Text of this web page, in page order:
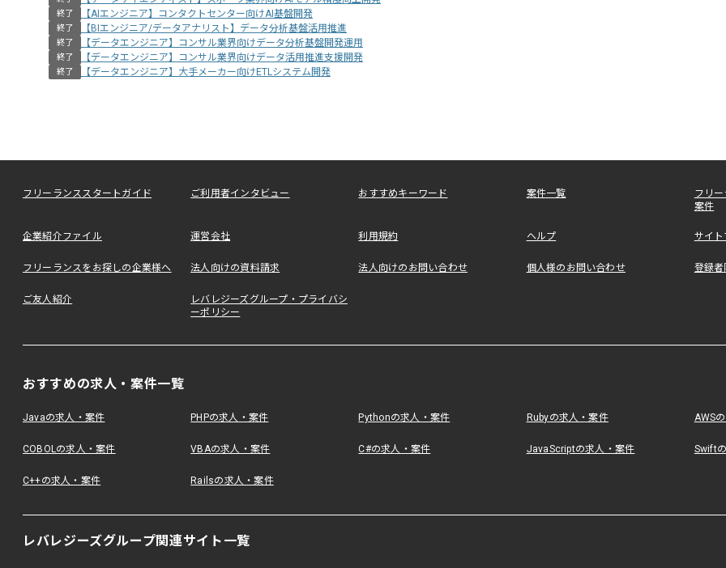
終了 【AIエンジニア】コンタクトセンター向けAI基盤開発
終了 【BIエンジニア/データアナリスト】データ分析基盤活用推進
終了 【データエンジニア】コンサル業界向けデータ分析基盤開発運用
終了 【データエンジニア】コンサル業界向けデータ活用推進支援開発
終了 【データエンジニア】大手メーカー向けETLシステム開発
フリーランススタートガイド ご利用者インタビュー おすすめキーワード 案件一覧
フリ
案件
企業紹介ファイル 運営会社 利用規約 ヘルプ サイ
フリーランスをお探しの企業様へ 法人向けの資料請求 法人向けのお問い合わせ 個人様のお問い合わせ 登録者
ご友人紹介
レバレジーズグループ・プライバシ
ーポリシー
おすすめの求人・案件一覧
Javaの求人・案件 PHPの求人・案件 Pythonの求人・案件 Rubyの求人・案件 AWS
COBOLの求人・案件 VBAの求人・案件 C#の求人・案件 JavaScriptの求人・案件 Swift
C++の求人・案件 Railsの求人・案件
レバレジーズグループ関連サイト一覧